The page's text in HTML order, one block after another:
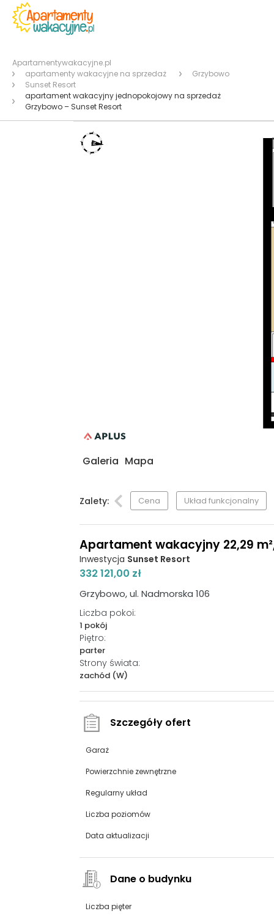
Apartamentywakacyjne.pl
apartamenty wakacyjne na sprzedaż
Grzybowo
Sunset Resort
apartament wakacyjny jednopokojowy na sprzedaż
Grzybowo – Sunset Resort
Galeria Mapa
Zalety: Cena Układ funkcjonalny
Apartament wakacyjny 22,29
Inwestycja Sunset Resort
332 121,00 zł
Grzybowo, ul. Nadmorska 106
Liczba pokoi:
1 pokój
Piętro:
parter
Strony świata:
zachód (W)
Szczegóły ofert
Garaż
Powierzchnie zewnętrzne
Regularny układ
Liczba poziomów
Data aktualizacji
Dane o budynku
Liczba pięter